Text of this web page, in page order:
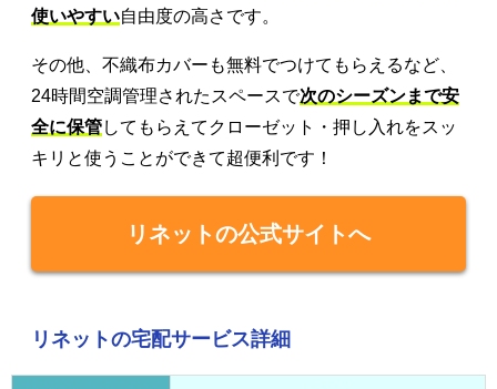
使いやすい自由度の高さです。
その他、不織布カバーも無料でつけてもらえるなど、
24時間空調管理されたスペースで次のシーズンまで安
全に保管してもらえてクローゼット・押し入れをスッ
キリと使うことができて超便利です！
リネットの公式サイトへ
リネットの宅配サービス詳細